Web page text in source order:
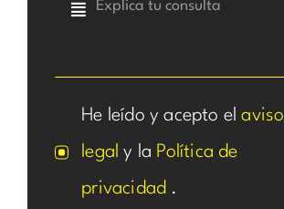
He leído y acepto elaviso
legal y la Política de
privacidad .